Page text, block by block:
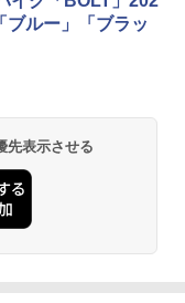
ブルー」「ブラッ
先表示させる